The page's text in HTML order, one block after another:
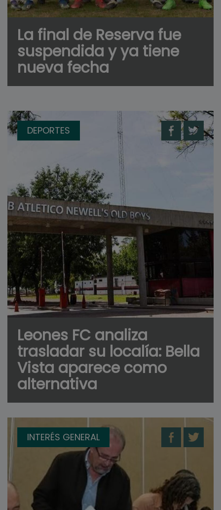
La final de Reserva fue
suspendida y ya tiene
nueva fecha
DEPORTES
Leones FC analiza
trasladar su localía: Bella
Vista aparece como
alternativa
INTERÉS GENERAL